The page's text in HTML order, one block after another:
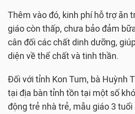
Thêm vào đó, kinh phí hỗ trợ ăn
giáo còn thấp, chưa bảo đảm
cân đối các chất dinh dưỡng,
diện về thể chất và tinh thần.
Đối với tỉnh Kon Tum, bà Huỳnh
tại địa bàn tỉnh tồn tại một số
động trẻ nhà trẻ, mẫu giáo 3